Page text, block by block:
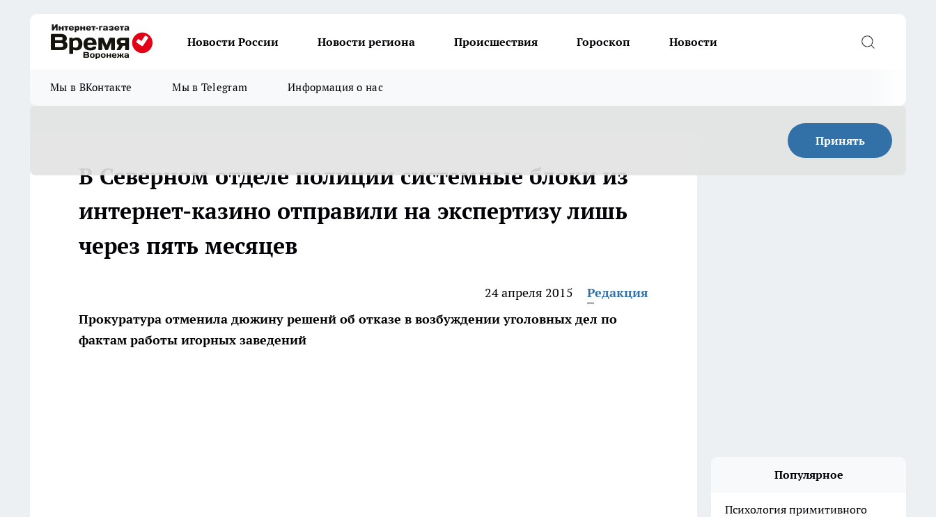
Новости России Новости региона Происшествия Гороскоп Новости
Мы в ВКонтакте Мы в Telegram Информация о нас
Принять
В Северном отделе полиции системные блоки из
интернет-казино отправили на экспертизу лишь
через пять месяцев
24 апреля 2015
Редакция
Прокуратура отменила дюжину решенй об отказе в возбуждении уголовных дел по
фактам работы игорных заведений
Популярное
Психология примитивного